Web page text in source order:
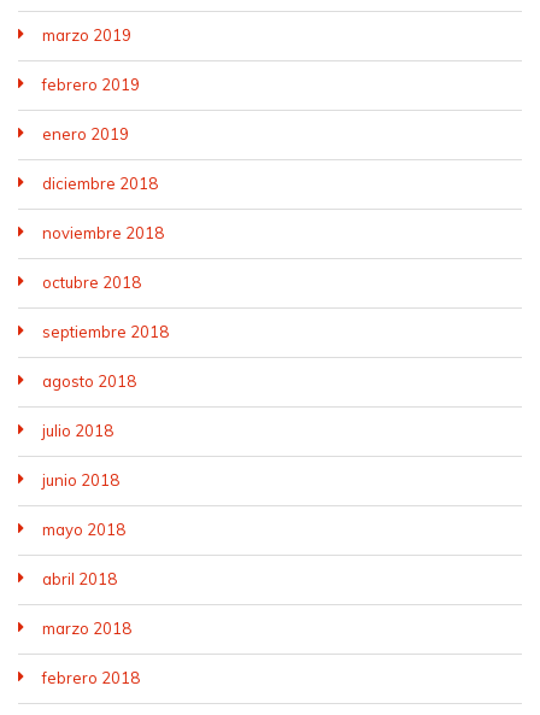
marzo 2019
febrero 2019
enero 2019
diciembre 2018
noviembre 2018
octubre 2018
septiembre 2018
agosto 2018
julio 2018
junio 2018
mayo 2018
abril 2018
marzo 2018
febrero 2018